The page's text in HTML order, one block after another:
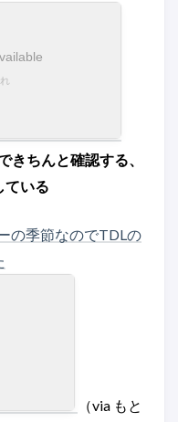
きちんと確認する、
ている
の季節なのでTDLの
（via もと